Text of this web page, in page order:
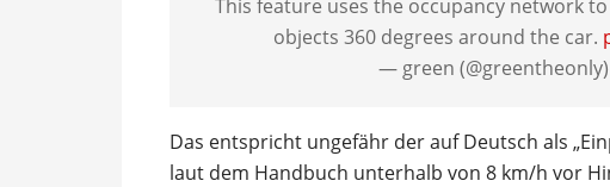
This feature uses the occupancy network
objects 360 degrees around the car.
— green (@greentheonly)
Das entspricht ungefähr der auf Deutsch als
laut dem Handbuch unterhalb von 8 km/h vor